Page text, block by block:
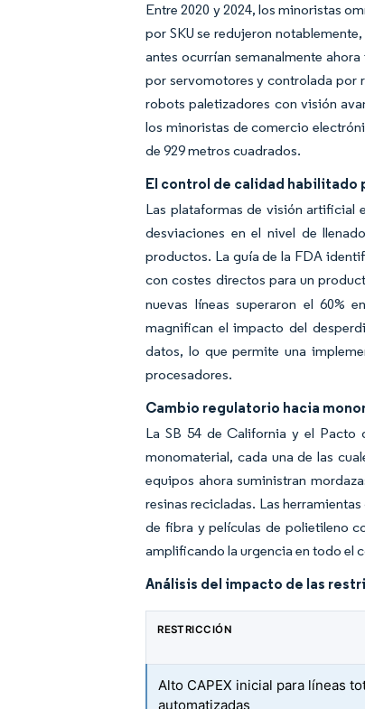
Entre 2020 y 2024, los minoristas
por SKU se redujeron
antes ocurrían semanalmente
por servomotores y controlada por
robots paletizadores con visión
los minoristas de comercio
de 929 metros cuadrados.
El control de calidad habilitado
Las plataformas de visión artificial
desviaciones en el nivel de
productos. La guía de la FDA
con costes directos para un
nuevas líneas superaron el 60%
magnifican el impacto del
datos, lo que permite una
procesadores.
Cambio regulatorio hacia
La SB 54 de California y el Pacto
monomaterial, cada una de las
equipos ahora suministran
resinas recicladas. Las
de fibra y películas de polietileno
amplificando la urgencia en todo el
Análisis del impacto de las
RESTRICCIÓN
Alto CAPEX inicial para líneas
automatizadas